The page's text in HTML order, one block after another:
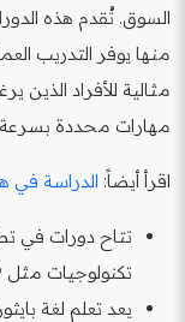
السوق. تُقدم هذه
منها يوفر التدريب
مثالية للأفراد
مهارات محددة
اقرأ أيضاً: الدراسة في
تكنولوجيات مثل PHP وMySQL وHTML5.
يعد تعلم لغة